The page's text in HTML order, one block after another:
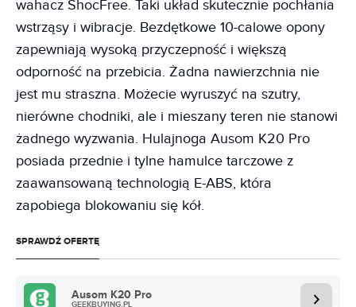
wahacz ShocFree. Taki układ skutecznie pochłania
wstrząsy i wibracje. Bezdętkowe 10-calowe opony
zapewniają wysoką przyczepność i większą
odporność na przebicia. Żadna nawierzchnia nie
jest mu straszna. Możecie wyruszyć na szutry,
nierówne chodniki, ale i mieszany teren nie stanowi
żadnego wyzwania. Hulajnoga Ausom K20 Pro
posiada przednie i tylne hamulce tarczowe z
zaawansowaną technologią E-ABS, która
zapobiega blokowaniu się kół.
SPRAWDŹ OFERTĘ
Ausom K20 Pro
GEEKBUYING.PL